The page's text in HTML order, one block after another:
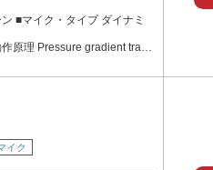
■マイク・タイプ ダイナミ
スト
イク